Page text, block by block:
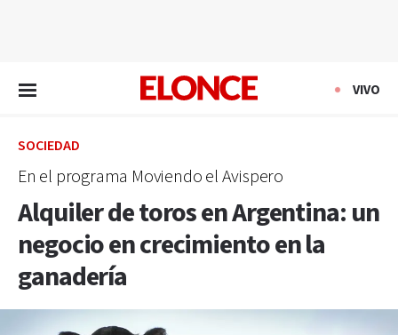
VIVO
SOCIEDAD
En el programa Moviendo el Avispero
Alquiler de toros en Argentina: un
negocio en crecimiento en la
ganadería